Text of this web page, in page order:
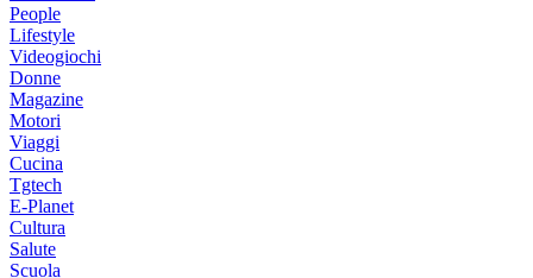
People
Lifestyle
Videogiochi
Donne
Magazine
Motori
Viaggi
Cucina
Tgtech
E-Planet
Cultura
Salute
Scuola